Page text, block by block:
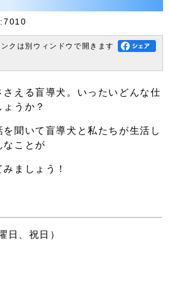
クは別ウィンドウで開きます
さえる盲導犬。いったいどんな仕
うか？
聞いて盲導犬と私たちが生活し
なことが
ましょう！
日、祝日）